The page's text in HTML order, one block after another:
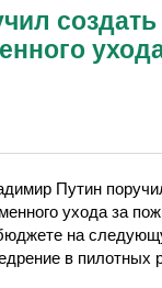
Путин
ухода за
на
в пилотных